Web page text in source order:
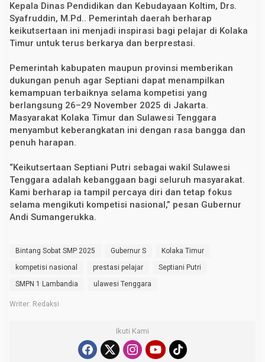
Kepala Dinas Pendidikan dan Kebudayaan Koltim, Drs.
Syafruddin, M.Pd.. Pemerintah daerah berharap
keikutsertaan ini menjadi inspirasi bagi pelajar di Kolaka
Timur untuk terus berkarya dan berprestasi.
Pemerintah kabupaten maupun provinsi memberikan
dukungan penuh agar Septiani dapat menampilkan
kemampuan terbaiknya selama kompetisi yang
berlangsung 26–29 November 2025 di Jakarta.
Masyarakat Kolaka Timur dan Sulawesi Tenggara
menyambut keberangkatan ini dengan rasa bangga dan
penuh harapan.
“Keikutsertaan Septiani Putri sebagai wakil Sulawesi
Tenggara adalah kebanggaan bagi seluruh masyarakat.
Kami berharap ia tampil percaya diri dan tetap fokus
selama mengikuti kompetisi nasional,” pesan Gubernur
Andi Sumangerukka.
Bintang Sobat SMP 2025 Gubernur S
Kolaka Timur
kompetisi nasional
prestasi pelajar
Septiani Putri
SMPN 1 Lambandia
ulawesi Tenggara
Writer: Redaksi
Ikuti Kami